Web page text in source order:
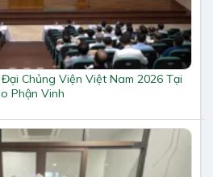
Chủng Viện Việt Nam 2026 Tại
Phận Vinh